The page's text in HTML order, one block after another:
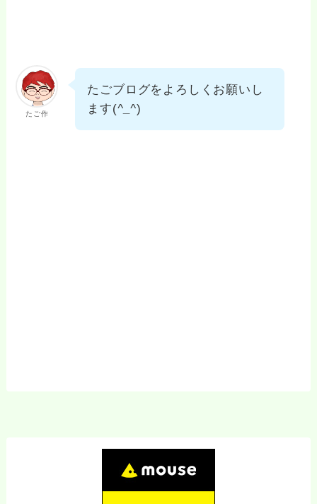
たご作
たごブログをよろしくお願いし
ます(^_^)